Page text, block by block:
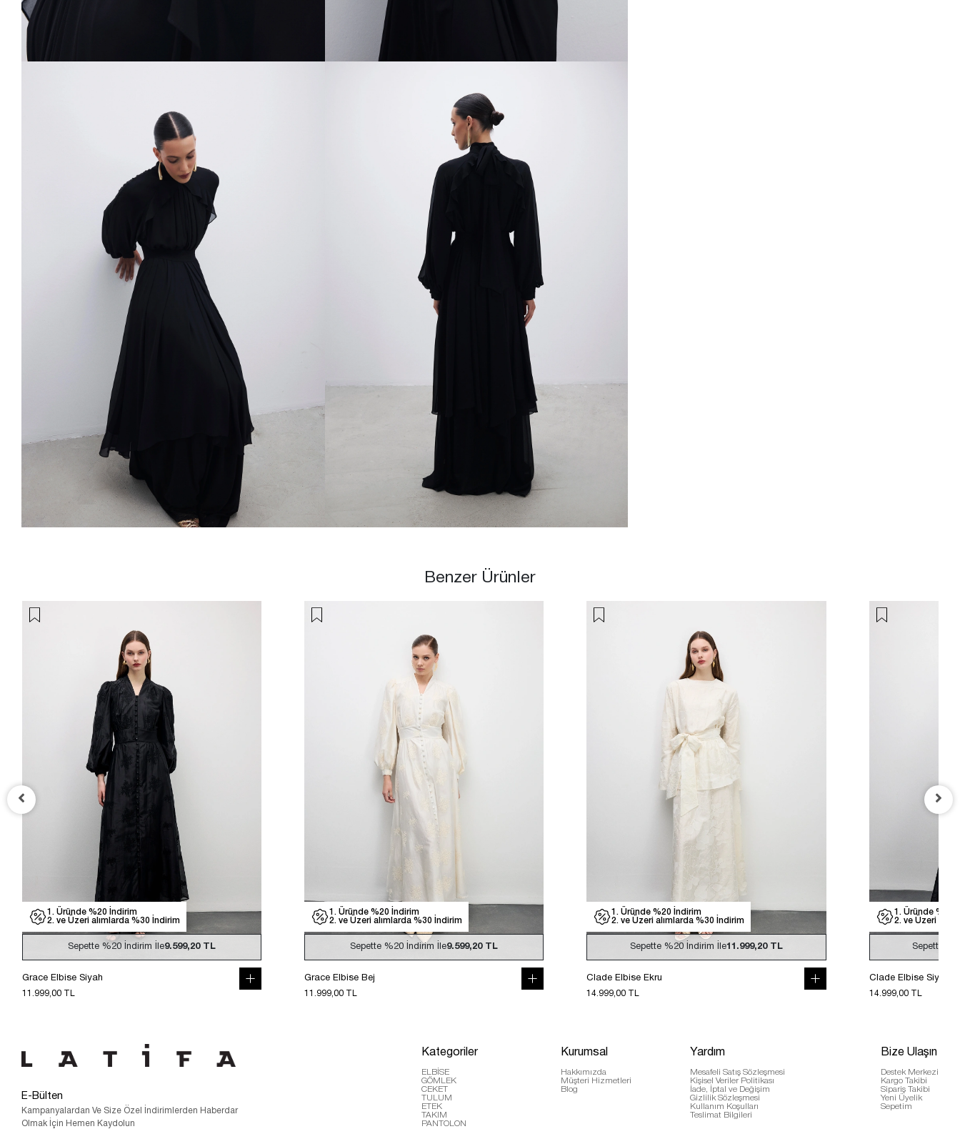
Benzer Ürünler
1. Üründe %20 İndirim
2. ve Üzeri alımlarda %30 İndirim
Sepette%20 İndirim İle9.599,20 TL
Grace Elbise Siyah
11.999,00 TL
1. Üründe %20 İndirim
2. ve Üzeri alımlarda %30 İndirim
Sepette %20 İndirim İle9.599,20 TL
Grace Elbise Bej
11.999,00 TL
1. Üründe %20 İndirim
2. ve Üzeri alımlarda %30 İndirim
Sepette %20 İndirim İle11.999,20 TL
Clade Elbise Ekru
14.999,00 TL
1. Üründe %20
2. ve Üzeri
Sepette
Clade Elbise Siyah
14.999,00 TL
E-Bülten
Kampanyalardan Ve Size Özel İndirimlerden Haberdar
Olmak İçin Hemen Kaydolun
Kategoriler
ELBİSE
GÖMLEK
CEKET
TULUM
ETEK
TAKIM
PANTOLON
Kurumsal
Hakkımızda
Müşteri Hizmetleri
Blog
Yardım
Mesafeli Satış Sözleşmesi
Kişisel Veriler Politikası
İade, İptal ve Değişim
Gizlilik Sözleşmesi
Kullanım Koşulları
Teslimat Bilgileri
Bize Ulaşın
Destek Merkezi
Kargo Takibi
Sipariş Takibi
Yeni Üyelik
Sepetim